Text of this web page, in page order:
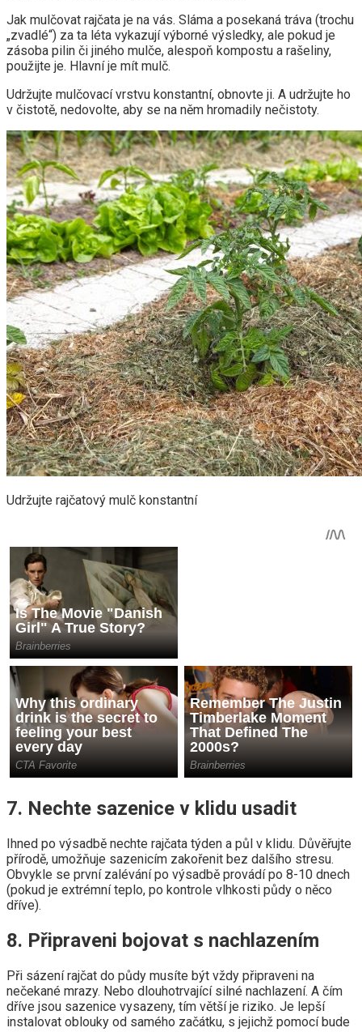
Jak mulčovat rajčata je na vás. Sláma a posekaná tráva (trochu
„zvadlé“) za ta léta vykazují výborné výsledky, ale pokud je
zásoba pilin či jiného mulče, alespoň kompostu a rašeliny,
použijte je. Hlavní je mít mulč.
Udržujte mulčovací vrstvu konstantní, obnovte ji. A udržujte ho
v čistotě, nedovolte, aby se na něm hromadily nečistoty.
Udržujte rajčatový mulč konstantní
7. Nechte sazenice v klidu usadit
Ihned po výsadbě nechte rajčata týden a půl v klidu. Důvěřujte
přírodě, umožňuje sazenicím zakořenit bez dalšího stresu.
Obvykle se první zalévání po výsadbě provádí po 8-10 dnech
(pokud je extrémní teplo, po kontrole vlhkosti půdy o něco
dříve).
8. Připraveni bojovat s nachlazením
Při sázení rajčat do půdy musíte být vždy připraveni na
nečekané mrazy. Nebo dlouhotrvající silné nachlazení. A čím
dříve jsou sazenice vysazeny, tím větší je riziko. Je lepší
instalovat oblouky od samého začátku, s jejichž pomocí bude